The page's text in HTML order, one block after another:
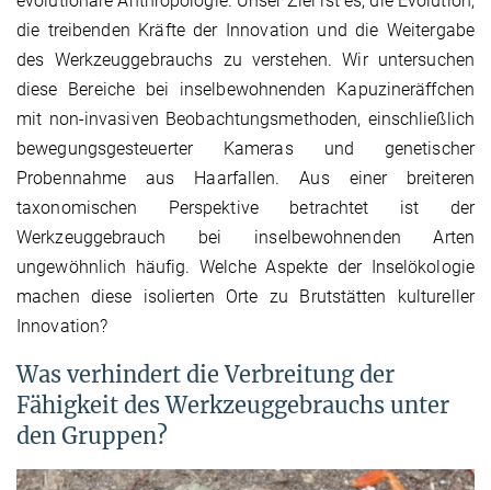
die treibenden Kräfte der Innovation und die Weitergabe
des Werkzeuggebrauchs zu verstehen. Wir untersuchen
diese Bereiche bei inselbewohnenden Kapuzineräffchen
mit non-invasiven Beobachtungsmethoden, einschließlich
bewegungsgesteuerter Kameras und genetischer
Probennahme aus Haarfallen. Aus einer breiteren
taxonomischen Perspektive betrachtet ist der
Werkzeuggebrauch bei inselbewohnenden Arten
ungewöhnlich häufig. Welche Aspekte der Inselökologie
machen diese isolierten Orte zu Brutstätten kultureller
Innovation?
Was verhindert die Verbreitung der
Fähigkeit des Werkzeuggebrauchs unter
den Gruppen?